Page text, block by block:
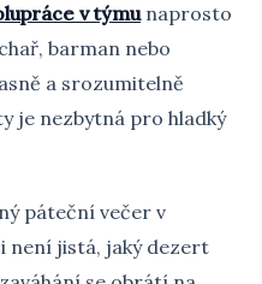
v týmunaprosto
barman nebo
a srozumitelně
je nezbytná pro hladký
páteční večer v
není jistá, jaký dezert